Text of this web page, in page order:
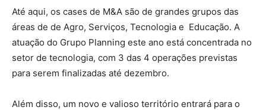
Até aqui, os cases de M&A são de grandes grupos das
áreas de de Agro, Serviços, Tecnologia e Educação. A
atuação do Grupo Planning este ano está concentrada no
setor de tecnologia, com 3 das 4 operações previstas
para serem finalizadas até dezembro.
Além disso, um novo e valioso território entrará para o